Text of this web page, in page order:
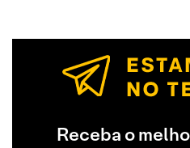
Receba o